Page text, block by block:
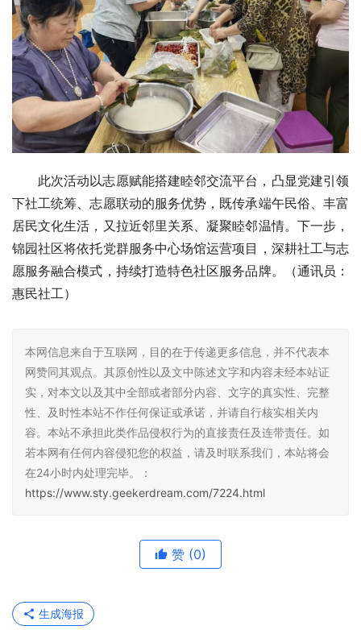
此次活动以志愿赋能搭建睦邻交流平台，凸显党建引领
下社工统筹、志愿联动的服务优势，既传承端午民俗、丰富
居民文化生活，又拉近邻里关系、凝聚睦邻温情。下一步，
锦园社区将依托党群服务中心场馆运营项目，深耕社工与志
愿服务融合模式，持续打造特色社区服务品牌。（通讯员：
惠民社工）
本网信息来自于互联网，目的在于传递更多信息，并不代表本
网赞同其观点。其原创性以及文中陈述文字和内容未经本站证
实，对本文以及其中全部或者部分内容、文字的真实性、完整
性、及时性本站不作任何保证或承诺，并请自行核实相关内
容。本站不承担此类作品侵权行为的直接责任及连带责任。如
若本网有任何内容侵犯您的权益，请及时联系我们，本站将会
在24小时内处理完毕。：
https://www.sty.geekerdream.com/7224.html
赞 (0)
生成海报